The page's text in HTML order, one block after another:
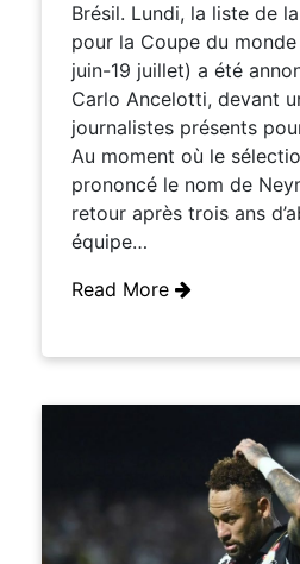
Brésil. Lundi, la liste de
pour la Coupe du monde
juin-19 juillet) a été
Carlo Ancelotti, devant
journalistes présents
Au moment où le
prononcé le nom de
retour après trois ans
équipe…
Read More